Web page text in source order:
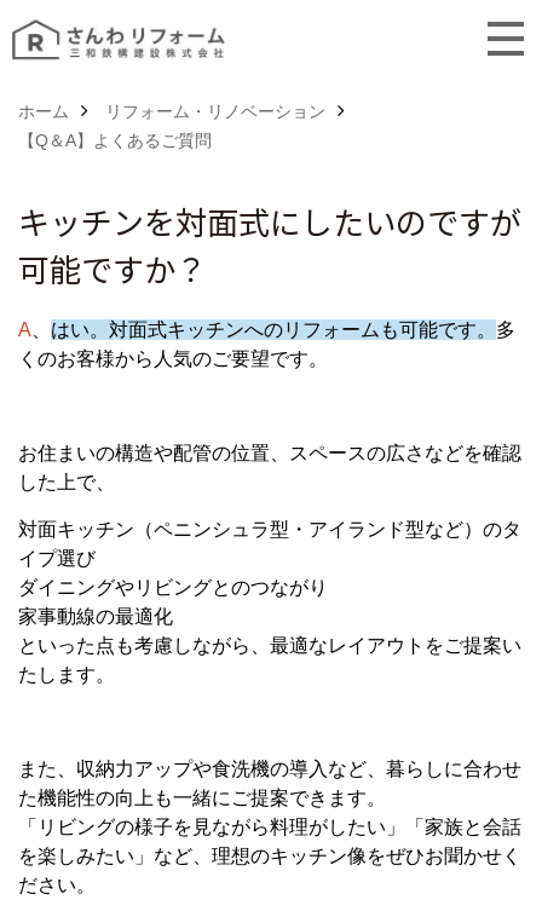
ホーム
リフォーム・リノベーション
【Q＆A】よくあるご質問
キッチンを対面式にしたいのですが
可能ですか？
A はい。対面式キッチンへのリフォームも可能です。 多
くのお客様から人気のご要望です。
お住まいの構造や配管の位置、スペースの広さなどを確認
した上で、
対面キッチン（ペニンシュラ型・アイランド型など）のタ
イプ選び
ダイニングやリビングとのつながり
家事動線の最適化
といった点も考慮しながら、最適なレイアウトをご提案い
たします。
また、収納力アップや食洗機の導入など、暮らしに合わせ
た機能性の向上も一緒にご提案できます。
「リビングの様子を見ながら料理がしたい」「家族と会話
を楽しみたい」など、理想のキッチン像をぜひお聞かせく
ださい。